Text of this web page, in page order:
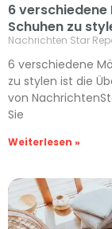
6
Schuhen zu
Nachrichten Star
6 verschiedene
zu stylen ist die
von
Sie
Weiterlesen »